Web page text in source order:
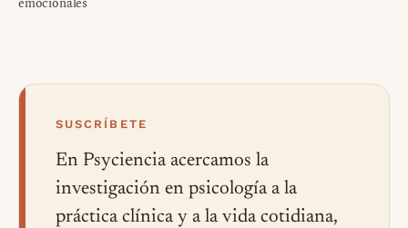
SUSCRÍBETE
En Psyciencia acercamos la
investigación en psicología a la
práctica clínica y a la vida cotidiana,